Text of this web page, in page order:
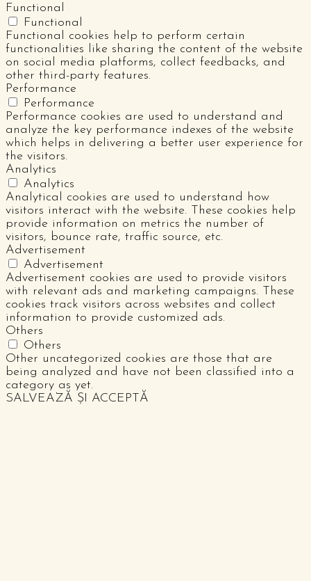
Functional
Functional
Functional cookies help to perform certain
functionalities like sharing the content of the website
on social media platforms, collect feedbacks, and
other third-party features.
Performance
Performance
Performance cookies are used to understand and
analyze the key performance indexes of the website
which helps in delivering a better user experience for
the visitors.
Analytics
Analytics
Analytical cookies are used to understand how
visitors interact with the website. These cookies help
provide information on metrics the number of
visitors, bounce rate, traffic source, etc.
Advertisement
Advertisement
Advertisement cookies are used to provide visitors
with relevant ads and marketing campaigns. These
cookies track visitors across websites and collect
information to provide customized ads.
Others
Others
Other uncategorized cookies are those that are
being analyzed and have not been classified into a
category as yet.
SALVEAZĂ ȘI ACCEPTĂ